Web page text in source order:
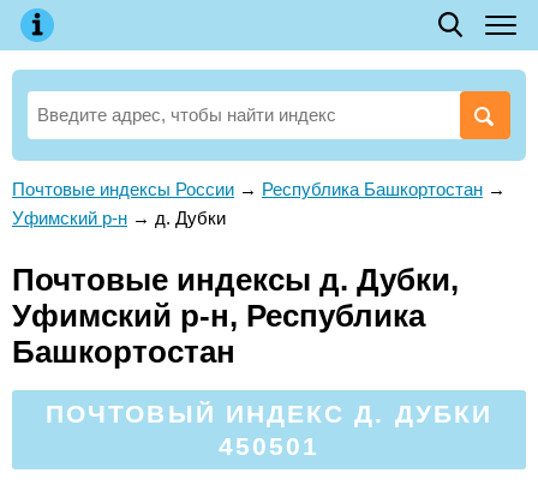
Почтовые индексы России → Республика Башкортостан →
Уфимский р-н → д. Дубки
Почтовые индексы д. Дубки,
Уфимский р-н, Республика
Башкортостан
ПОЧТОВЫЙ ИНДЕКС Д. ДУБКИ
450501